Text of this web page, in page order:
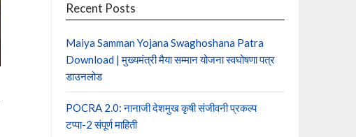
Recent Posts
Maiya Samman Yojana Swaghoshana Patra
Download | मुख्यमंत्री मैया सम्मान योजना स्वघोषणा पत्र
डाउनलोड
POCRA 2.0: नानाजी देशमुख कृषी संजीवनी प्रकल्प
टप्पा-2 संपूर्ण माहिती